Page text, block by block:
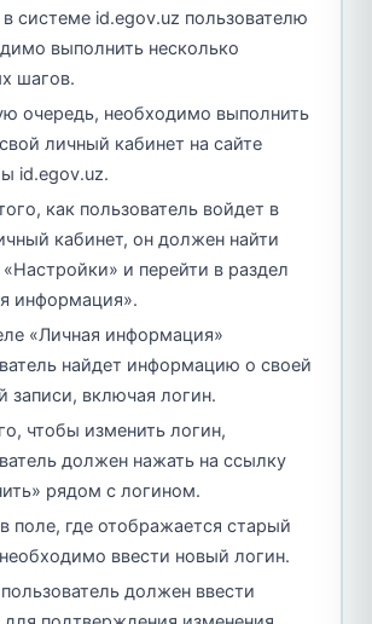
системе id.egov.uz пользователю
выполнить несколько
шагов.
очередь, необходимо выполнить
личный кабинет на сайте
id.egov.uz.
как пользователь войдет в
кабинет, он должен найти
«Настройки» и перейти в раздел
информация».
«Личная информация»
найдет информацию о своей
записи, включая логин.
чтобы изменить логин,
должен нажать на ссылку
рядом с логином.
поле, где отображается старый
ввести новый логин.
должен ввести